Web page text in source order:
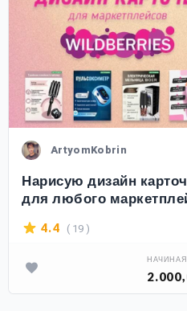
ArtyomKobrin
Нарисую дизайн
для любого
4.4 ( 19 )